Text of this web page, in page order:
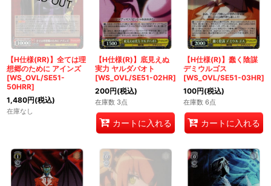
【H仕様(RR)】全ては理
想郷のために アインズ
[WS_OVL/SE51-
50HRR]
1,480円(税込)
在庫なし
【H仕様(R)】底見えぬ
実力 ヤルダバオト
[WS_OVL/SE51-02HR]
200円(税込)
在庫数 3点
カートに入れる
【H仕様(R)】蠢く陰謀
デミウルゴス
[WS_OVL/SE51-03HR]
100円(税込)
在庫数 6点
カートに入れる